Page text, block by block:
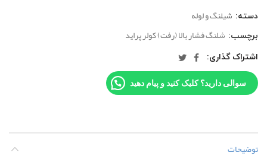
دسته: شیلنگ و لوله
برچسب: شلنگ فشار بالا (رفت) کولر پراید
اشتراک گذاری
سوالی دارید؟ کلیک کنید و پیام دهید
توضیحات